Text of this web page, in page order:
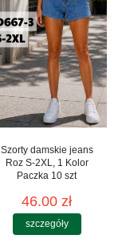
Szorty damskie jeans
Roz S-2XL, 1 Kolor
Paczka 10 szt
46.00 zł
szczegóły